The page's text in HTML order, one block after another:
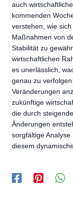
auch
kommenden
verstehen, wie
Maßnahmen von
Stabilität zu
wirtschaftlichen
es unerlässlich,
genau zu
Veränderungen
zukünftige
die durch
Änderungen
sorgfältige
diesem